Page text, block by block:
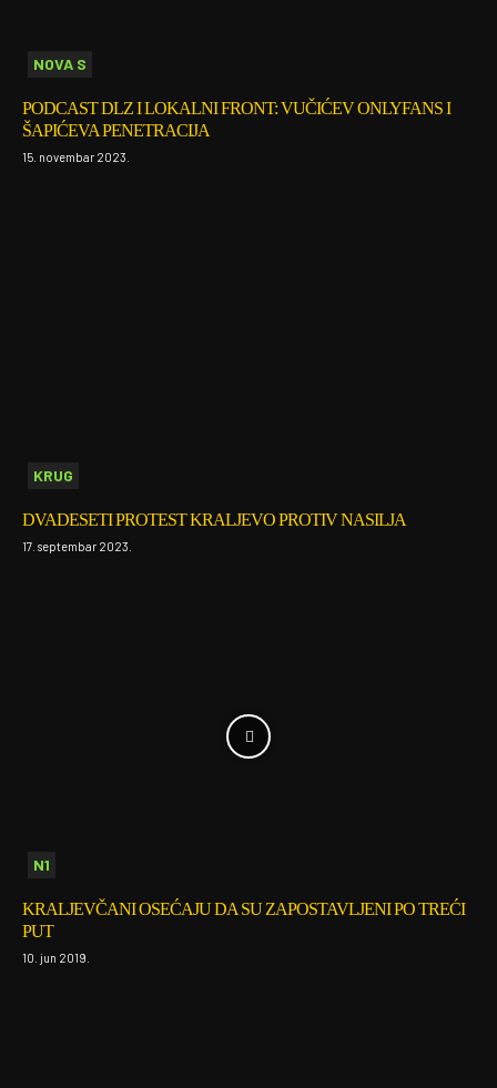
NOVA S
PODCAST DLZ I LOKALNI FRONT: VUČIĆEV ONLYFANS I
ŠAPIĆEVA PENETRACIJA
15. novembar 2023.
KRUG
DVADESETI PROTEST KRALJEVO PROTIV NASILJA
17. septembar 2023.
N1
KRALJEVČANI OSEĆAJU DA SU ZAPOSTAVLJENI PO TREĆI
PUT
10. jun 2019.